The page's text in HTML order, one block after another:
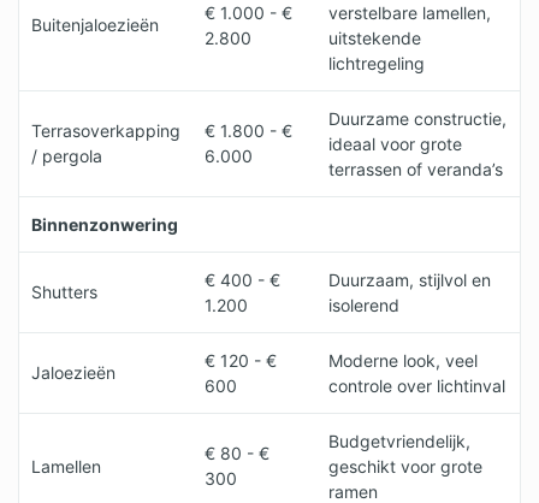
Buitenjaloezieën
€ 1.000 - €
2.800
verstelbare lamellen,
uitstekende
lichtregeling
Terrasoverkapping
/ pergola
€ 1.800 - €
6.000
Duurzame constructie,
ideaal voor grote
terrassen of veranda’s
Binnenzonwering
Shutters
€ 400 - €
1.200
Duurzaam, stijlvol en
isolerend
Jaloezieën
€ 120 - €
600
Moderne look, veel
controle over lichtinval
Lamellen
€ 80 - €
300
Budgetvriendelijk,
geschikt voor grote
ramen